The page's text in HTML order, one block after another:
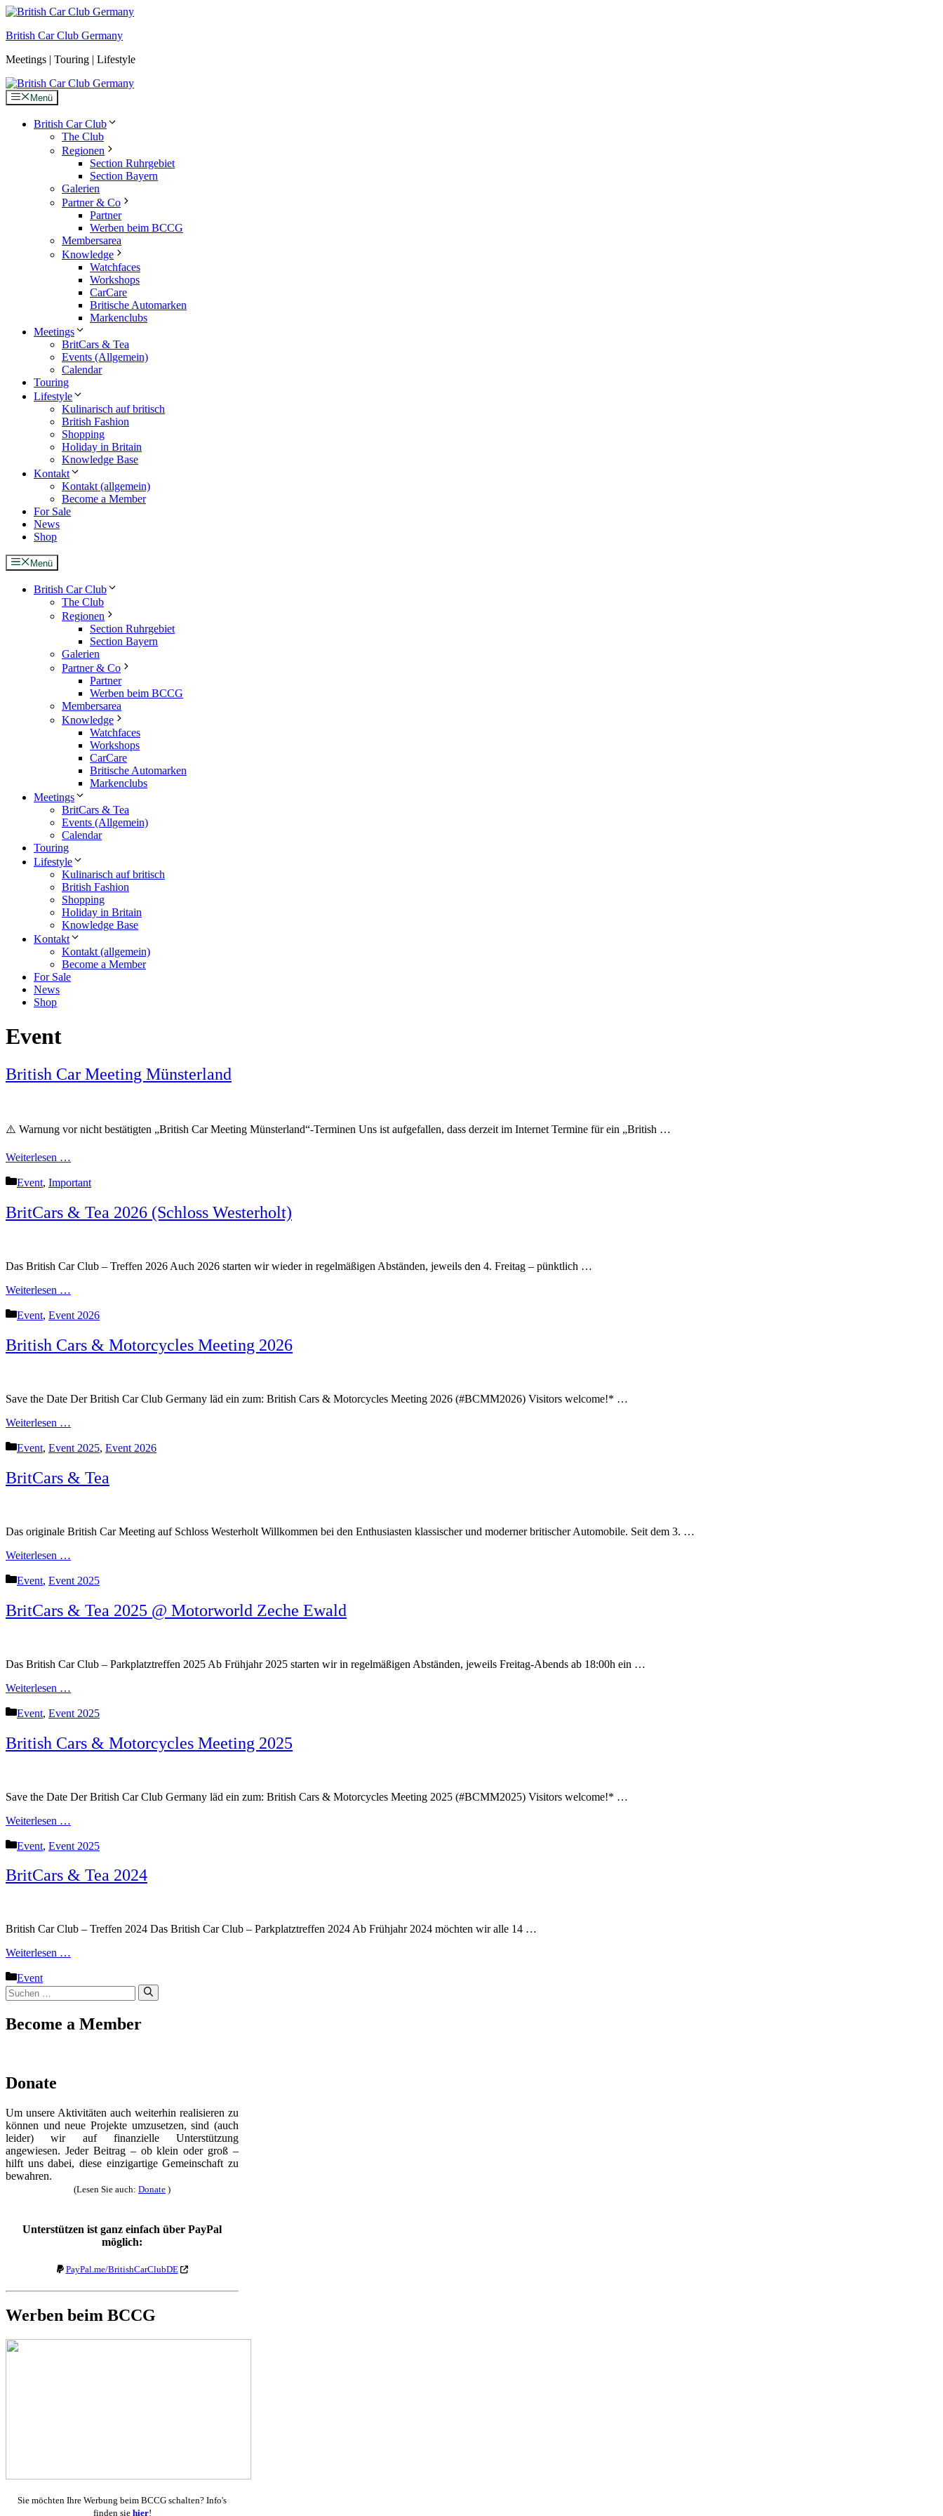
Zum
springen
British Car Club Germany
Meetings | Touring | Lifestyle
Menü
British Car Club
The Club
Regionen
Section Ruhrgebiet
Section Bayern
Galerien
Partner & Co
Partner
Werben beim BCCG
Membersarea
Knowledge
Watchfaces
Workshops
CarCare
Britische Automarken
Markenclubs
Meetings
BritCars & Tea
Events (Allgemein)
Calendar
Touring
Lifestyle
Kulinarisch auf britisch
British Fashion
Shopping
Holiday in Britain
Knowledge Base
Kontakt
Kontakt (allgemein)
Become a Member
For Sale
News
Shop
Menü
British Car Club
The Club
Regionen
Section Ruhrgebiet
Section Bayern
Galerien
Partner & Co
Partner
Werben beim BCCG
Membersarea
Knowledge
Watchfaces
Workshops
CarCare
Britische Automarken
Markenclubs
Meetings
BritCars & Tea
Events (Allgemein)
Calendar
Touring
Lifestyle
Kulinarisch auf britisch
British Fashion
Shopping
Holiday in Britain
Knowledge Base
Kontakt
Kontakt (allgemein)
Become a Member
For Sale
News
Shop
Event
British Car Meeting Münsterland
⚠️ Warnung vor nicht bestätigten „British Car Meeting Münsterland“-Terminen Uns ist aufgefallen, dass derzeit im Internet Termine für ein „British …
Weiterlesen …
Kategorien
Event, Important
BritCars & Tea 2026 (Schloss Westerholt)
Das British Car Club – Treffen 2026 Auch 2026 starten wir wieder in regelmäßigen Abständen, jeweils den 4. Freitag – pünktlich …
Weiterlesen …
Kategorien
Event, Event 2026
British Cars & Motorcycles Meeting 2026
Save the Date Der British Car Club Germany läd ein zum: British Cars & Motorcycles Meeting 2026 (#BCMM2026) Visitors welcome!* …
Weiterlesen …
Kategorien
Event, Event 2025, Event 2026
BritCars & Tea
Das originale British Car Meeting auf Schloss Westerholt Willkommen bei den Enthusiasten klassischer und moderner britischer Automobile. Seit dem 3. …
Weiterlesen …
Kategorien
Event, Event 2025
BritCars & Tea 2025 @ Motorworld Zeche Ewald
Das British Car Club – Parkplatztreffen 2025 Ab Frühjahr 2025 starten wir in regelmäßigen Abständen, jeweils Freitag-Abends ab 18:00h ein …
Weiterlesen …
Kategorien
Event, Event 2025
British Cars & Motorcycles Meeting 2025
Save the Date Der British Car Club Germany läd ein zum: British Cars & Motorcycles Meeting 2025 (#BCMM2025) Visitors welcome!* …
Weiterlesen …
Kategorien
Event, Event 2025
BritCars & Tea 2024
British Car Club – Treffen 2024 Das British Car Club – Parkplatztreffen 2024 Ab Frühjahr 2024 möchten wir alle 14 …
Weiterlesen …
Kategorien
Event
Suche
nach:
Become a Member
Donate
Um unsere Aktivitäten auch weiterhin realisieren zu
können und neue Projekte umzusetzen, sind (auch
leider) wir auf finanzielle Unterstützung
angewiesen. Jeder Beitrag – ob klein oder groß –
hilft uns dabei, diese einzigartige Gemeinschaft zu
bewahren.
(Lesen Sie auch: Donate )
Unterstützen ist ganz einfach über PayPal
möglich:
PayPal.me/BritishCarClubDE
Werben beim BCCG
Sie möchten Ihre Werbung beim BCCG schalten? Info's
finden sie hier!